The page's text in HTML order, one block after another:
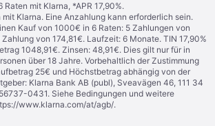
mit Klarna, *APR 17,90%.
Klarna. Eine Anzahlung kann erforderlich sein.
Kauf von 1000€ in 6 Raten: 5 Zahlungen von
von 174,81€. Laufzeit: 6 Monate. TIN 17,90%
1048,91€. Zinsen: 48,91€. Dies gilt nur für in
über 18 Jahre. Vorbehaltlich der Zustimmung
25€ und Höchstbetrag abhängig von der
Klarna Bank AB (publ), Sveavägen 46, 111 34
0431. Siehe Bedingungen und weitere
www.klarna.com/at/agb/.